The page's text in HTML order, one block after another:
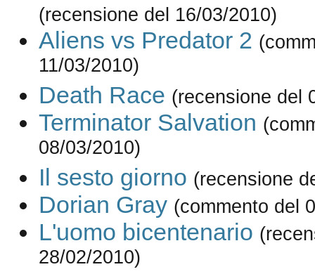
(recensione del 16/03/2010)
Aliens vs Predator 2
11/03/2010)
Death Race (recensione del
Terminator Salvation
08/03/2010)
Il sesto giorno (recensione
Dorian Gray (commento del
L'uomo bicentenario
28/02/2010)